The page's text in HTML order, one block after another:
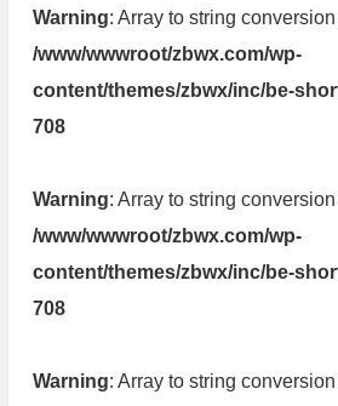
Warning: Array to string
/www/wwwroot/zbwx.com/wp-
content/themes/zbwx/inc/be-
708
Warning: Array to string
/www/wwwroot/zbwx.com/wp-
content/themes/zbwx/inc/be-
708
Warning: Array to string